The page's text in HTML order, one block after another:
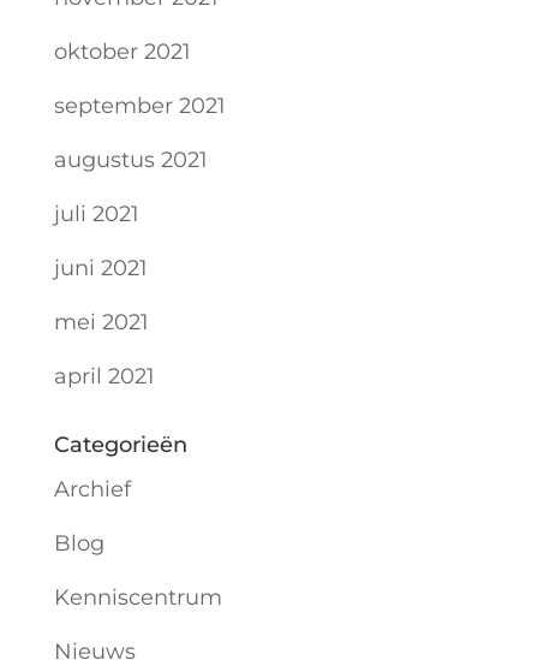
oktober 2021
september 2021
augustus 2021
juli 2021
juni 2021
mei 2021
april 2021
Categorieën
Archief
Blog
Kenniscentrum
Nieuws